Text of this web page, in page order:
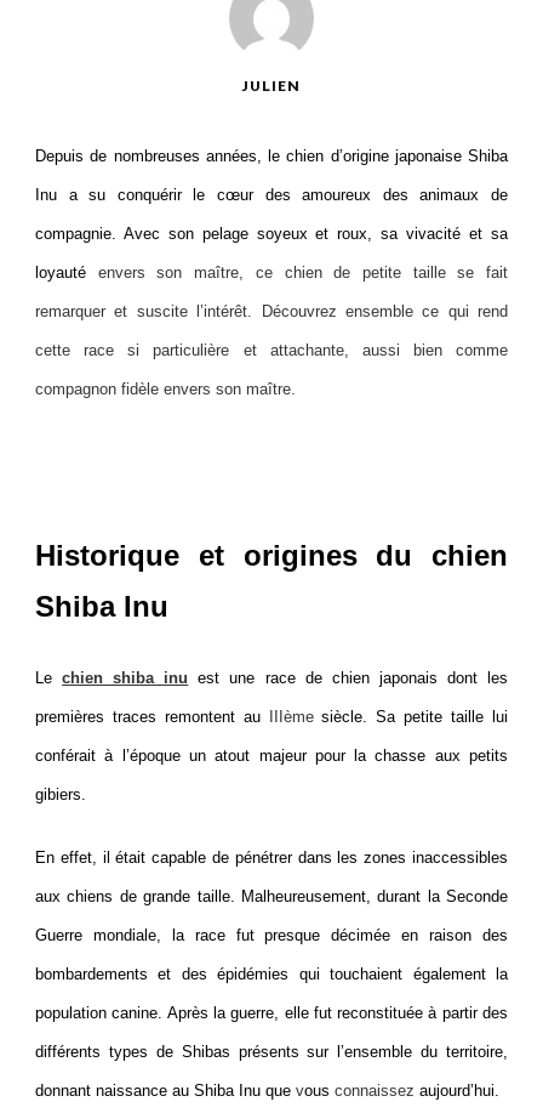
JULIEN
Depuis de nombreuses années, le chien d’origine japonaise Shiba
Inu a su conquérir le cœur des amoureux des animaux de
compagnie. Avec son pelage soyeux et roux, sa vivacité et sa
loyauté envers son maître, ce chien de petite taille se fait
remarquer et suscite l’intérêt. Découvrez ensemble ce qui rend
cette race si particulière et attachante, aussi bien comme
compagnon fidèle envers son maître.
Historique et origines du chien
Shiba Inu
Lechien shiba inu est une race de chien japonais dont les
premières traces remontent au IIIèmesiècle. Sa petite taille lui
conférait à l’époque un atout majeur pour la chasse aux petits
gibiers.
En effet, il était capable de pénétrer dans les zones inaccessibles
aux chiens de grande taille. Malheureusement, durant la Seconde
Guerre mondiale, la race fut presque décimée en raison des
bombardements et des épidémies qui touchaient également la
population canine. Après la guerre, elle fut reconstituée à partir des
différents types de Shibas présents sur l’ensemble du territoire,
donnant naissance au Shiba Inu que vous connaissez aujourd’hui.